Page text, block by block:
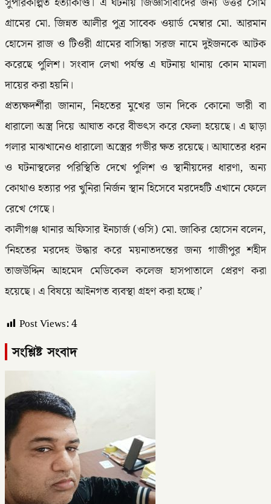
গ্রামের মো. জিন্নত আলীর পুত্র সাবেক ওয়ার্ড মেম্বার মো. আরমান
হোসেন রাজ ও টিওরী গ্রামের বাসিন্ধা সরজ নামে দুইজনকে আটক
করেছে পুলিশ। সংবাদ লেখা পর্যন্ত এ ঘটনায় থানায় কোন মামলা
দায়ের করা হয়নি।
প্রত্যক্ষদর্শীরা জানান, নিহতের মুখের ডান দিকে কোনো ভারী বা
ধারালো অস্ত্র দিয়ে আঘাত করে বীভৎস করে ফেলা হয়েছে। এ ছাড়া
গলার মাঝখানেও ধারালো অস্ত্রের গভীর ক্ষত রয়েছে। আঘাতের ধরন
ও ঘটনাস্থলের পরিস্থিতি দেখে পুলিশ ও স্থানীয়দের ধারণা, অন্য
কোথাও হত্যার পর খুনিরা নির্জন স্থান হিসেবে মরদেহটি এখানে ফেলে
রেখে গেছে।
কালীগঞ্জ থানার অফিসার ইনচার্জ (ওসি) মো. জাকির হোসেন বলেন,
‘নিহতের মরদেহ উদ্ধার করে ময়নাতদন্তের জন্য গাজীপুর শহীদ
তাজউদ্দিন আহমেদ মেডিকেল কলেজ হাসপাতালে প্রেরণ করা
হয়েছে। এ বিষয়ে আইনগত ব্যবস্থা গ্রহণ করা হচ্ছে।’
Post Views:4
সংশ্লিষ্ট সংবাদ